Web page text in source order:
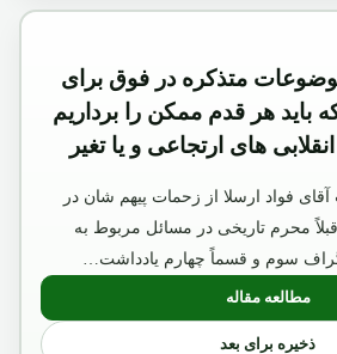
متذکره در فوق برای
هر قدم ممکن را برداریم
های ارتجاعی و یا تغیر
به طرف غرب جلوگیری
فواد ارسلا از زحمات پیهم شان در
محرم تاریخی در مسائل مربوط به
سوم و قسماً چهارم یادداشت…
مطالعه مقاله: با درنظر داشت موضوعات متذکره در
ذخیره برای بعد